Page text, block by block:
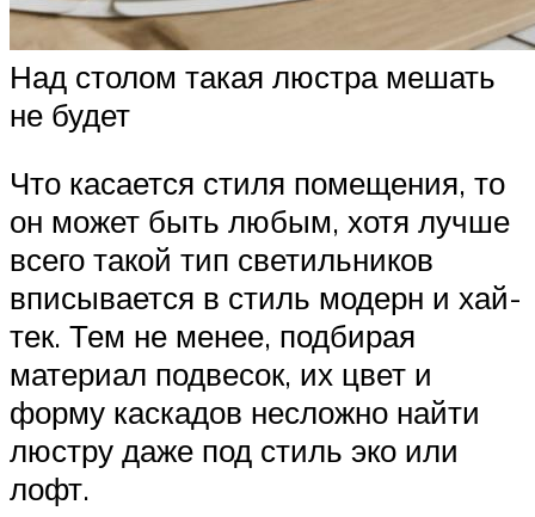
Над столом такая люстра мешать
не будет
Что касается стиля помещения, то
он может быть любым, хотя лучше
всего такой тип светильников
вписывается в стиль модерн и хай-
тек. Тем не менее, подбирая
материал подвесок, их цвет и
форму каскадов несложно найти
люстру даже под стиль эко или
лофт.